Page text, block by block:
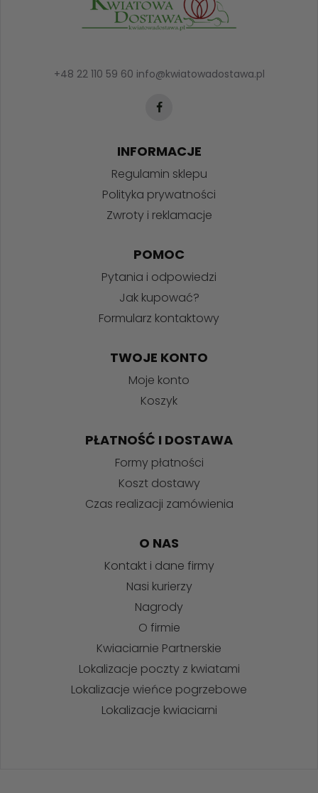
+48 22 110 59 60 info@kwiatowadostawa.pl
INFORMACJE
Regulamin sklepu
Polityka prywatności
Zwroty i reklamacje
POMOC
Pytania i odpowiedzi
Jak kupować?
Formularz kontaktowy
TWOJE KONTO
Moje konto
Koszyk
PŁATNOŚĆ I DOSTAWA
Formy płatności
Koszt dostawy
Czas realizacji zamówienia
O NAS
Kontakt i dane firmy
Nasi kurierzy
Nagrody
O firmie
Kwiaciarnie Partnerskie
Lokalizacje poczty z kwiatami
Lokalizacje wieńce pogrzebowe
Lokalizacje kwiaciarni